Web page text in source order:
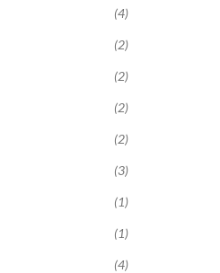
(4)
(2)
(2)
(2)
(2)
(3)
(1)
(1)
(4)